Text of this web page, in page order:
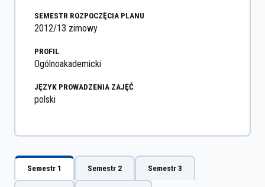
SEMESTR ROZPOCZĘCIA PLANU
2012/13 zimowy
PROFIL
Ogólnoakademicki
JĘZYK PROWADZENIA ZAJĘĆ
polski
Semestr 1 Semestr 2 Semestr 3